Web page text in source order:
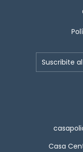
Casa